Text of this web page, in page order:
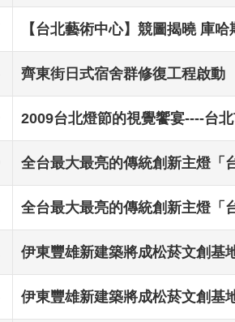
【台北藝術中心】競圖揭曉 庫
齊東街日式宿舍群修復工程啟動
2009台北燈節的視覺饗宴----台
全台最大最亮的傳統創新主燈「
全台最大最亮的傳統創新主燈「
伊東豐雄新建築將成松菸文創基
伊東豐雄新建築將成松菸文創基